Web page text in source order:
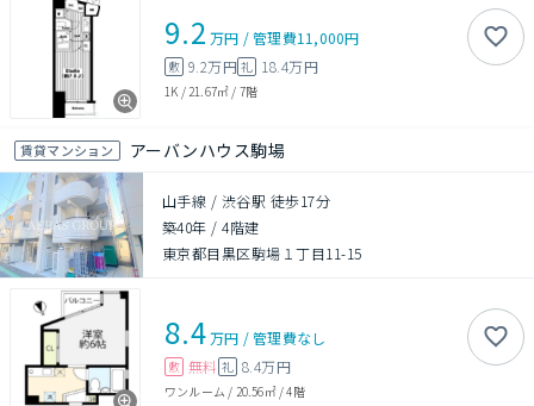
9.2 万円 /管理費11,000円
敷 9.2万円礼 18.4万円
1K / 21.67㎡ / 7階
賃貸マンション アーバンハウス駒場
山手線 / 渋谷駅 徒歩17分
築40年 /4階建
東京都目黒区駒場１丁目11-15
8.4万円 /管理費なし
敷 無料 礼 8.4万円
ワンルーム / 20.56㎡/4階